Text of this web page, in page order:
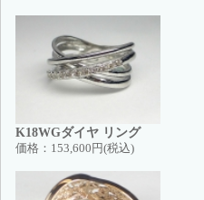
K18WGダイヤ リング
価格： 153,600円(税込)